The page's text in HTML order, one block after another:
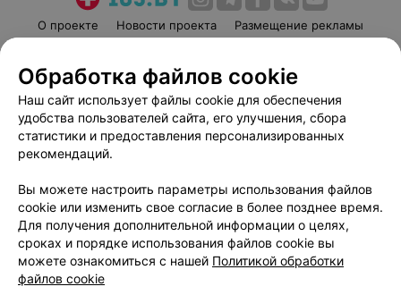
О проекте Новости проекта
Размещение рекламы
Пользовательское соглашение
Способы оплаты
Вакансии
Партнеры
Написать руководителю 103.by
Обработка персональных данных
Обработка файлов cookie
Наш сайт использует файлы cookie для обеспечения
удобства пользователей сайта, его улучшения, сбора
статистики и предоставления персонализированных
рекомендаций.
Вы можете настроить параметры использования файлов
cookie или изменить свое согласие в более позднее время.
Для получения дополнительной информации о целях,
сроках и порядке использования файлов cookie вы
можете ознакомиться с нашей Политикой обработки
файлов cookie